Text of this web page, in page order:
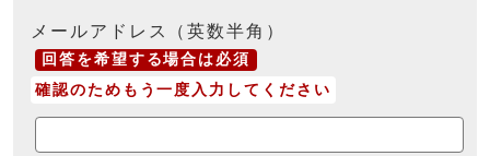
メールアドレス（英数半角）
回答を希望する場合は必須
確認のためもう一度入力してください